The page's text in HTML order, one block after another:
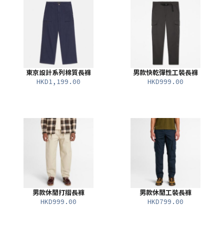
東京設計系列棉質長褲
HKD1,199.00
男款快乾彈性工裝長褲
HKD999.00
男款休閒打摺長褲
HKD999.00
男款休閒工裝長褲
HKD799.00